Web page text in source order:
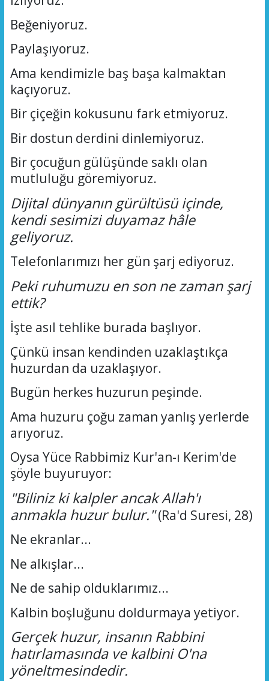
Beğeniyoruz.
Paylaşıyoruz.
Ama kendimizle baş başa kalmaktan
kaçıyoruz.
Bir çiçeğin kokusunu fark etmiyoruz.
Bir dostun derdini dinlemiyoruz.
Bir çocuğun gülüşünde saklı olan
mutluluğu göremiyoruz.
Dijital dünyanın gürültüsü içinde,
kendi sesimizi duyamaz hâle
geliyoruz.
Telefonlarımızı her gün şarj ediyoruz.
Peki ruhumuzu en son ne zaman şarj
ettik?
İşte asıl tehlike burada başlıyor.
Çünkü insan kendinden uzaklaştıkça
huzurdan da uzaklaşıyor.
Bugün herkes huzurun peşinde.
Ama huzuru çoğu zaman yanlış yerlerde
arıyoruz.
Oysa Yüce Rabbimiz Kur'an-ı Kerim'de
şöyle buyuruyor:
"Biliniz ki kalpler ancak Allah'ı
anmakla huzur bulur."(Ra'd Suresi, 28)
Ne ekranlar...
Ne alkışlar...
Ne de sahip olduklarımız...
Kalbin boşluğunu doldurmaya yetiyor.
Gerçek huzur, insanın Rabbini
hatırlamasında ve kalbini O'na
yöneltmesindedir.